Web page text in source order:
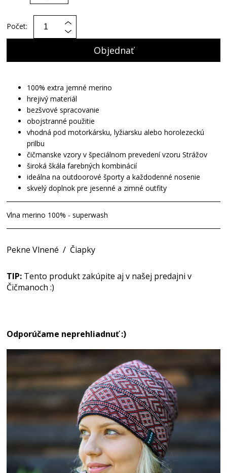
Počet:
Objednať
100% extra jemné merino
hrejivý materiál
bezšvové spracovanie
obojstranné použitie
vhodná pod motorkársku, lyžiarsku alebo horolezeckú
prilbu
čičmanske vzory v špeciálnom prevedení vzoru Strážov
široká škála farebných kombinácií
ideálna na outdoorové športy a každodenné nosenie
skvelý doplnok pre jesenné a zimné outfity
Vlna merino 100% - superwash
Pekne Vlnené / Čiapky
TIP: Tento produkt zakúpite aj v našej predajni v
Čičmanoch :)
Odporúčame neprehliadnuť :)